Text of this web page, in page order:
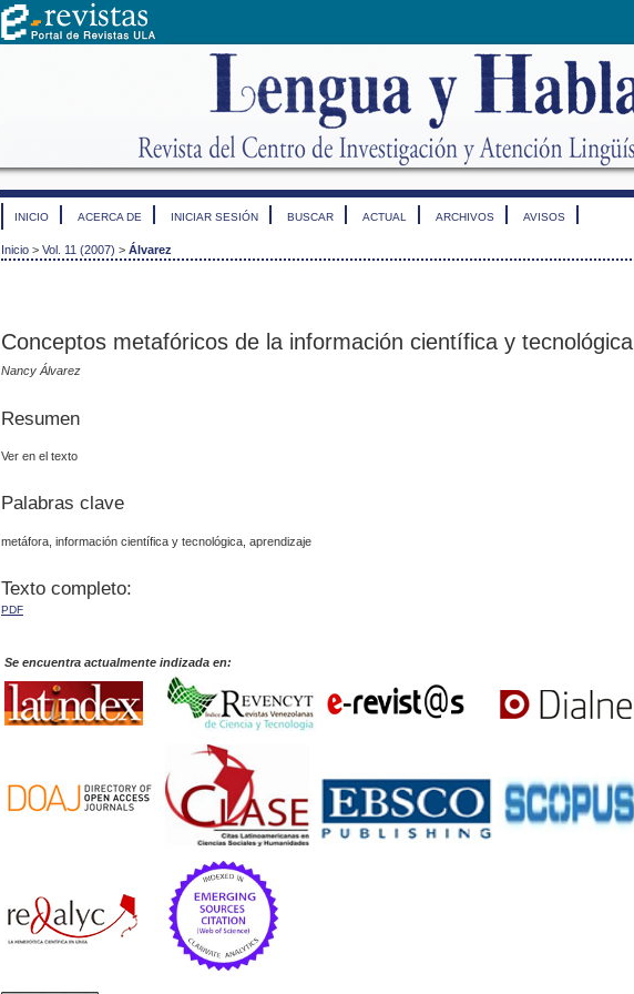
INICIO ACERCA DE INICIAR SESIÓN BUSCAR ACTUAL ARCHIVOS AVISOS
Inicio > Vol. 11 (2007) > Álvarez
Conceptos metafóricos de la información científica y tecnológica
Nancy Álvarez
Resumen
Ver en el texto
Palabras clave
metáfora, información científica y tecnológica, aprendizaje
Texto completo:
PDF
Se encuentra actualmente indizada en: